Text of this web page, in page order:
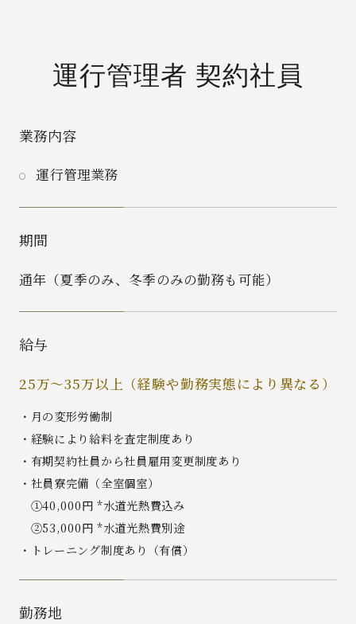
運行管理者 契約社員
業務内容
運行管理業務
期間
通年（夏季のみ、冬季のみの勤務も可能）
給与
25万～35万以上（経験や勤務実態により異なる）
・月の変形労働制
・経験により給料を査定制度あり
・有期契約社員から社員雇用変更制度あり
・社員寮完備（全室個室）
①40,000円 *水道光熱費込み
②53,000円 *水道光熱費別途
・トレーニング制度あり（有償）
勤務地